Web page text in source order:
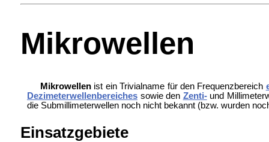
Mikrowellen
Mikrowellenist ein Trivialname für den Frequenzbereich
Dezimeterwellenbereichessowie den Zenti-und
die Submillimeterwellen noch nicht bekannt (bzw. wurden
Einsatzgebiete